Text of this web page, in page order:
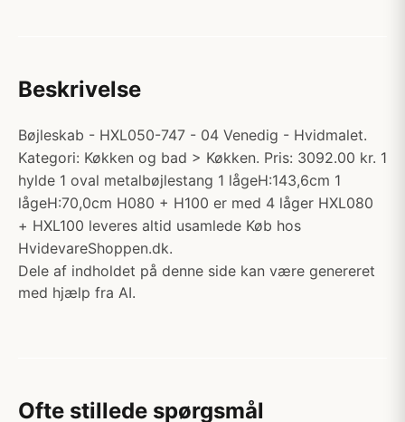
Beskrivelse
Bøjleskab - HXL050-747 - 04 Venedig - Hvidmalet.
Kategori: Køkken og bad > Køkken. Pris: 3092.00 kr. 1
hylde 1 oval metalbøjlestang 1 lågeH:143,6cm 1
lågeH:70,0cm H080 + H100 er med 4 låger HXL080
+ HXL100 leveres altid usamlede Køb hos
HvidevareShoppen.dk.
Dele af indholdet på denne side kan være genereret
med hjælp fra AI.
Ofte stillede spørgsmål